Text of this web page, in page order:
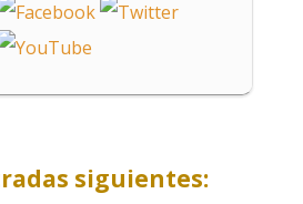
siguientes: